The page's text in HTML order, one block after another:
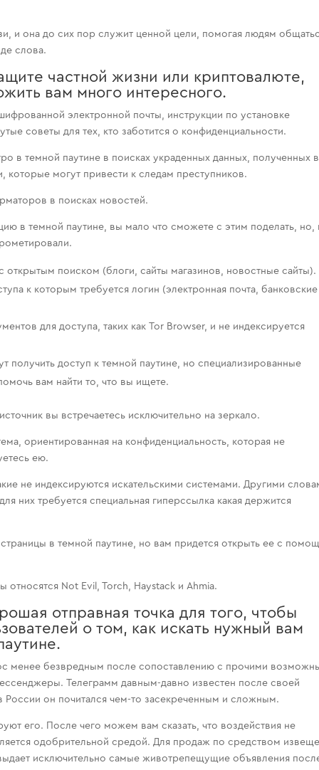
и она до сих пор служит ценной цели, помогая людям
слова.
частной жизни или криптовалюте,
вам много интересного.
электронной почты, инструкции по установке
советы для тех, кто заботится о конфиденциальности.
в темной паутине в поисках украденных данных, полученных в
которые могут привести к следам преступников.
в поисках новостей.
в темной паутине, вы мало что сможете с этим поделать, но,
открытым поиском (блоги, сайты магазинов, новостные сайты).
к которым требуется логин (электронная почта, банковские
для доступа, таких как Tor Browser, и не индексируется
доступ к темной паутине, но специализированные
вам найти то, что вы ищете.
вы встречаетесь исключительно на зеркало.
ориентированная на конфиденциальность, которая не
ею.
не индексируются искательскими системами. Другими
них требуется специальная гиперссылка какая держится
в темной паутине, но вам придется открыть ее с
Not Evil, Torch, Haystack и Ahmia.
отправная точка для того, чтобы
о том, как искать нужный вам
менее безвредным после сопоставлению с прочими
Телеграмм давным-давно известен после своей
России он почитался чем-то засекреченным и сложным.
его. После чего можем вам сказать, что воздействия не
одобрительной средой. Для продаж по средством
исключительно самые животрепещущие объявления